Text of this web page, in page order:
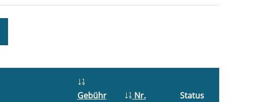
Gebühr Nr. Status